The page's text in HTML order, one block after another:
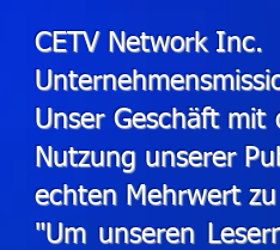
CETV Network Inc.
Unser Geschäft
Nutzung unserer
echten Mehrwert
"Um unseren